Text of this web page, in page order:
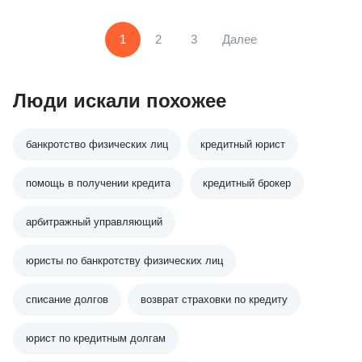
1 2 3 Далее
Люди искали похожее
банкротство физических лиц кредитный юрист
помощь в получении кредита кредитный брокер
арбитражный управляющий
юристы по банкротству физических лиц
списание долгов возврат страховки по кредиту
юрист по кредитным долгам